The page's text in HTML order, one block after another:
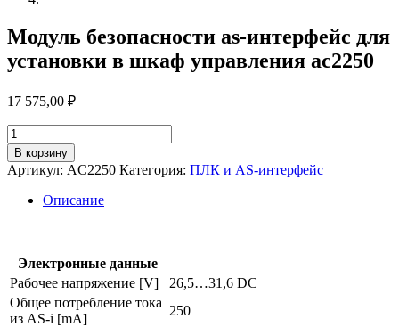
Модуль безопасности as-интерфейс для
установки в шкаф управления ac2250
17 575,00 ₽
Количество
товара
Модуль
безопасности
интерфейс
шкаф
управления
ac2250
В корзину
Артикул: AC2250 Категория: ПЛК и AS-интерфейс
Описание
Электронные данные
Рабочее напряжение [V]
26,5…31,6 DC
Общее потребление тока
из AS-i [mA]
250